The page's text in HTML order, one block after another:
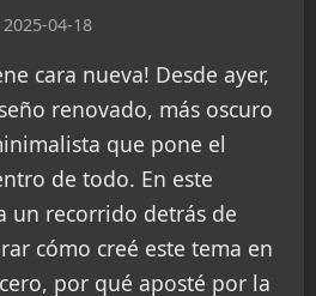
2025-04-18
cara nueva! Desde ayer,
renovado, más oscuro
que pone el
de todo. En este
un recorrido detrás de
cómo creé este tema en
por qué aposté por la